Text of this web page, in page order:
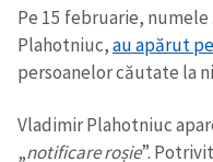
Pe 15 februarie,
Plahotniuc,au apărut
persoanelor căutate la
Vladimir Plahotniuc
„notificare roșie”.